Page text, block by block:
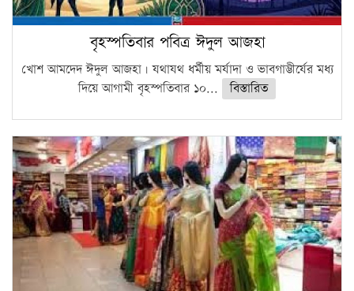
বৃহস্পতিবার পবিত্র ঈদুল আজহা
খোশ আমদেদ ঈদুল আজহা। যথাযথ ধর্মীয় মর্যাদা ও ভাবগাম্ভীর্যের মধ্য
দিয়ে আগামী বৃহস্পতিবার ১০...
বিস্তারিত